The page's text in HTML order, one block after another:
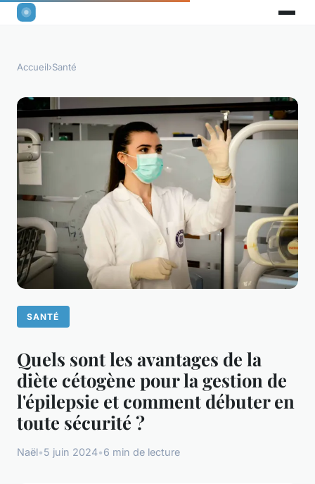
Accueil›Santé
SANTÉ
Quels sont les avantages de la
diète cétogène pour la gestion de
l'épilepsie et comment débuter en
toute sécurité ?
Naël•5 juin 2024•6 min de lecture